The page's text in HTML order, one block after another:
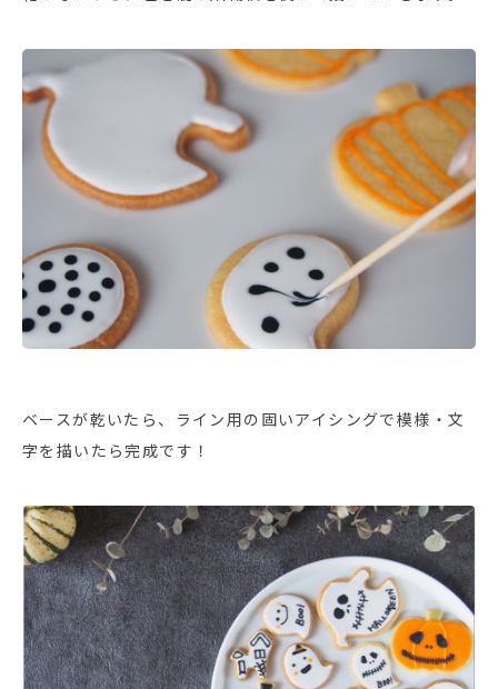
ベースが乾いたら、ライン用の固いアイシングで模様・文
字を描いたら完成です！